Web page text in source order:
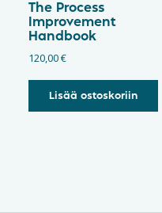
The Process
Improvement
Handbook
120,00€
Lisää ostoskoriin